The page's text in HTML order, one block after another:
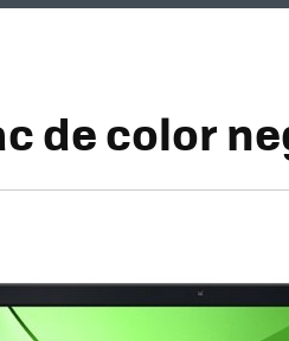
de color